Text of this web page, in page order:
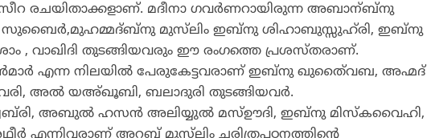
സീറ രചയിതാക്കളാണ്. മദീനാ ഗവര്‍ണറായിരുന്ന അബാന്ബ്‌നു
സുബൈര്‍,മുഹമ്മദ്ബ്‌നു മുസ്‌ലിം ഇബ്‌നു ശിഹാബുസ്സുഹ്‌രി, ഇബ്‌നു
, വാഖിദി തുടങ്ങിയവരും ഈ രംഗത്തെ പ്രശസ്തരാണ്.
എന്ന നിലയില്‍ പേരുകേട്ടവരാണ് ഇബ്‌നു ഖുതൈ്വബ, അഹ്മദ്
അല്‍ യഅ്ഖൂബി, ബലാദുരി തുടങ്ങിയവര്‍.
അബുല്‍ ഹസന്‍ അലിയ്യുല്‍ മസ്ഊദി, ഇബ്‌നു മിസ്‌കവൈഹി,
എന്നിവരാണ് അറബ് മുസ്‌ലിം ചരിത്രപഠനത്തിന്റെ